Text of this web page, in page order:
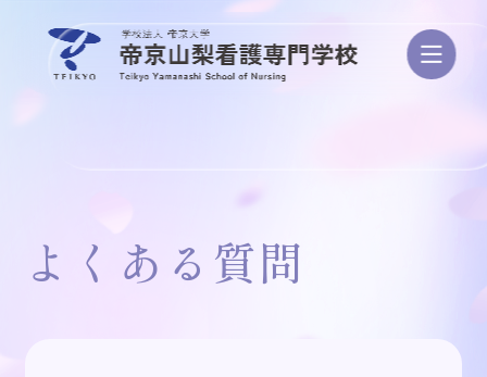
学び・カリキュラム
よくある質問